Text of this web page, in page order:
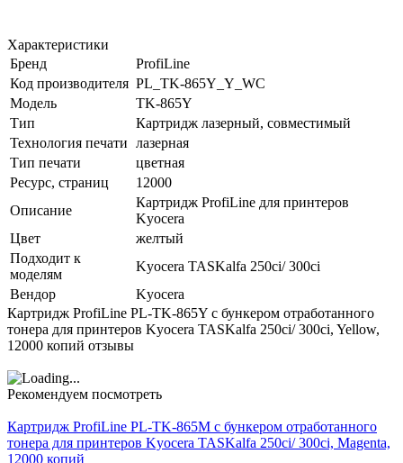
Характеристики
Бренд
ProfiLine
Код производителя PL_TK-865Y_Y_WC
Модель
TK-865Y
Тип
Картридж лазерный, совместимый
Технология печати лазерная
Тип печати
цветная
Ресурс, страниц
12000
Описание
Картридж ProfiLine для принтеров
Kyocera
Цвет
желтый
Подходит к
моделям
Kyocera TASKalfa 250ci/ 300ci
Вендор
Kyocera
Картридж ProfiLine PL-TK-865Y с бункером отработанного
тонера для принтеров Kyocera TASKalfa 250ci/ 300ci, Yellow,
12000 копий отзывы
Рекомендуем посмотреть
Картридж ProfiLine PL-TK-865M с бункером отработанного
тонера для принтеров Kyocera TASKalfa 250ci/ 300ci, Magenta,
12000 копий